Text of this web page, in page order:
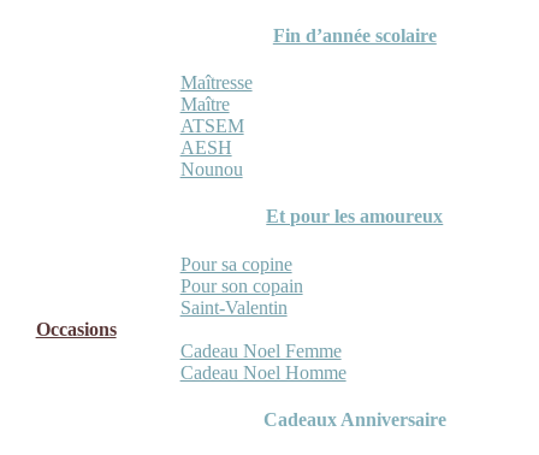
Fin d’année scolaire
Maîtresse
Maître
ATSEM
AESH
Nounou
Et pour les amoureux
Pour sa copine
Pour son copain
Saint-Valentin
Occasions
Cadeau Noel Femme
Cadeau Noel Homme
Cadeaux Anniversaire